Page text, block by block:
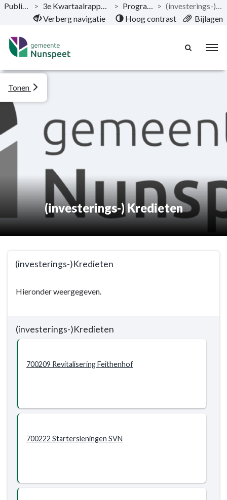
Naar hoofdinhoud
Publicaties > 3e Kwartaalrapportage 2023 > Programma’s >
(investerings-) Kredieten
Verberg navigatie
Hoog contrast Bijlagen
(investerings-) Kredieten
Tonen
Kredieten
Doelstellingen
(investerings-)Kredieten
naar
-
(investerings-)
Kredieten
Doelstellingen
Hieronder weergegeven.
(investerings-)Kredieten
700209 Revitalisering Feithenhof
700222 Startersleningen SVN